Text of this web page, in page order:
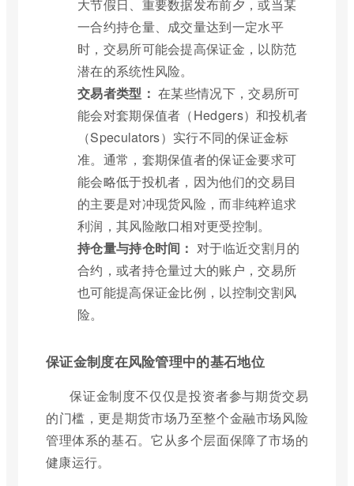
大节假日、重要数据发布前夕，或当某
一合约持仓量、成交量达到一定水平
时，交易所可能会提高保证金，以防范
潜在的系统性风险。
交易者类型： 在某些情况下，交易所可
能会对套期保值者（Hedgers）和投机者
（Speculators）实行不同的保证金标
准。通常，套期保值者的保证金要求可
能会略低于投机者，因为他们的交易目
的主要是对冲现货风险，而非纯粹追求
利润，其风险敞口相对更受控制。
持仓量与持仓时间： 对于临近交割月的
合约，或者持仓量过大的账户，交易所
也可能提高保证金比例，以控制交割风
险。
保证金制度在风险管理中的基石地位
保证金制度不仅仅是投资者参与期货交易
的门槛，更是期货市场乃至整个金融市场风险
管理体系的基石。它从多个层面保障了市场的
健康运行。